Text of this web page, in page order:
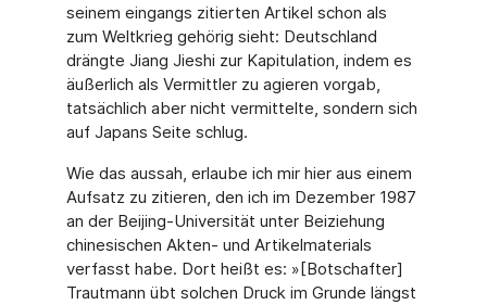
seinem eingangs zitierten Artikel schon als
zum Weltkrieg gehörig sieht: Deutschland
drängte Jiang Jieshi zur Kapitulation, indem es
äußerlich als Vermittler zu agieren vorgab,
tatsächlich aber nicht vermittelte, sondern sich
auf Japans Seite schlug.
Wie das aussah, erlaube ich mir hier aus einem
Aufsatz zu zitieren, den ich im Dezember 1987
an der Beijing-Universität unter Beiziehung
chinesischen Akten- und Artikelmaterials
verfasst habe. Dort heißt es: »[Botschafter]
Trautmann übt solchen Druck im Grunde längst